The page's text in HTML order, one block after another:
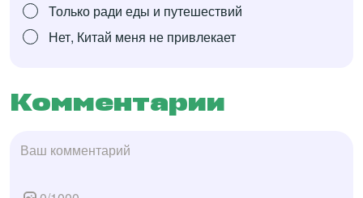
Только ради еды и путешествий
Нет, Китай меня не привлекает
Комментарии